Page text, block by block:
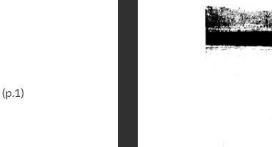
(p.1)